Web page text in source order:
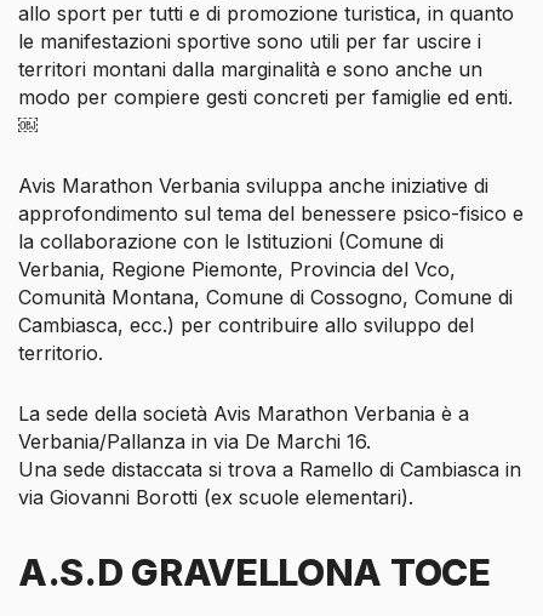
allo sport per tutti e di promozione turistica, in quanto
le manifestazioni sportive sono utili per far uscire i
territori montani dalla marginalità e sono anche un
modo per compiere gesti concreti per famiglie ed enti.
￼
Avis Marathon Verbania sviluppa anche iniziative di
approfondimento sul tema del benessere psico-fisico e
la collaborazione con le Istituzioni (Comune di
Verbania, Regione Piemonte, Provincia del Vco,
Comunità Montana, Comune di Cossogno, Comune di
Cambiasca, ecc.) per contribuire allo sviluppo del
territorio.
La sede della società Avis Marathon Verbania è a
Verbania/Pallanza in via De Marchi 16.
Una sede distaccata si trova a Ramello di Cambiasca in
via Giovanni Borotti (ex scuole elementari).
A.S.D GRAVELLONA TOCE